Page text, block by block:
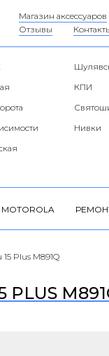
Магазин аксессуаров
Отзывы
КПИ
Нивки
Plus M891Q
PLUS